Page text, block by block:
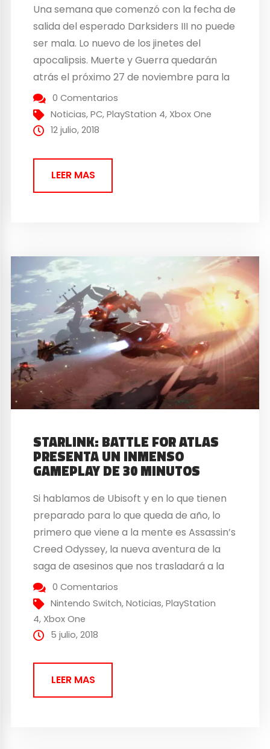
Una semana que comenzó con la fecha de
salida del esperado Darksiders III no puede
ser mala. Lo nuevo de los jinetes del
apocalipsis. Muerte y Guerra quedarán
atrás el próximo 27 de noviembre para la
aparición de Furia, que se abrirá paso a
golpe de látigo (y eso que va en tacones,
lo que...
0 Comentarios
Noticias,PC,PlayStation 4, Xbox One
12 julio, 2018
LEER MAS
STARLINK: BATTLE FOR ATLAS
PRESENTA UN INMENSO
GAMEPLAY DE 30 MINUTOS
Si hablamos de Ubisoft y en lo que tienen
preparado para lo que queda de año, lo
primero que viene a la mente es Assassin’s
Creed Odyssey, la nueva aventura de la
saga de asesinos que nos trasladará a la
antigua Grecia y cuenta con la
particularidad de poder utilizar dos
personajes a nuestra elección, Alexios...
0 Comentarios
Nintendo Switch,Noticias,PlayStation
4, Xbox One
5 julio, 2018
LEER MAS